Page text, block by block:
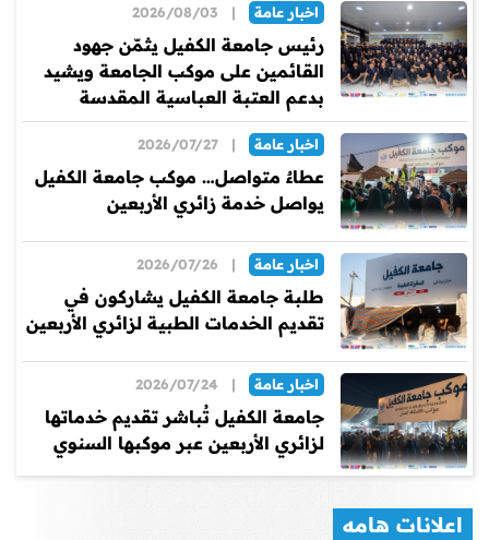
اخبار عامة |
2026/08/03
رئيس جامعة الكفيل يثمّن جهود
القائمين على موكب الجامعة ويشيد
بدعم العتبة العباسية المقدسة
اخبار عامة |
2026/07/27
عطاءٌ متواصل… موكب جامعة الكفيل
يواصل خدمة زائري الأربعين
اخبار عامة |
2026/07/26
طلبة جامعة الكفيل يشاركون في
تقديم الخدمات الطبية لزائري الأربعين
اخبار عامة |
2026/07/24
جامعة الكفيل تُباشر تقديم خدماتها
لزائري الأربعين عبر موكبها السنوي
اعلانات هامه